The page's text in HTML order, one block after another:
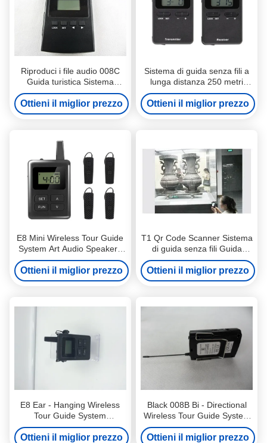
Riproduci i file audio 008C
Guida turistica Sistema
altoparlante, Guida turistica
Sistema audio wireless
Ottieni il miglior prezzo
Sistema di guida senza fili a
lunga distanza 250 metri
distanza di lavoro
conveniente da trasportare
Ottieni il miglior prezzo
E8 Mini Wireless Tour Guide
System Art Audio Speakers
Attrezzature di guida turistica
Ottieni il miglior prezzo
T1 Qr Code Scanner Sistema
di guida senza fili Guida
audio per turisti
Ottieni il miglior prezzo
E8 Ear - Hanging Wireless
Tour Guide System
Transmitter & Receiver per la
reception turistica
Ottieni il miglior prezzo
Black 008B Bi - Directional
Wireless Tour Guide System
per l'interpretazione
simultanea
Ottieni il miglior prezzo